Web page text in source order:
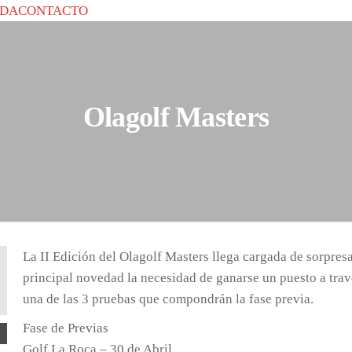
CONTACTO
Olagolf Masters
La II Edición del Olagolf Masters llega cargada de
principal novedad la necesidad de ganarse un puesto a
una de las 3 pruebas que compondrán la fase previa.
Fase de Previas